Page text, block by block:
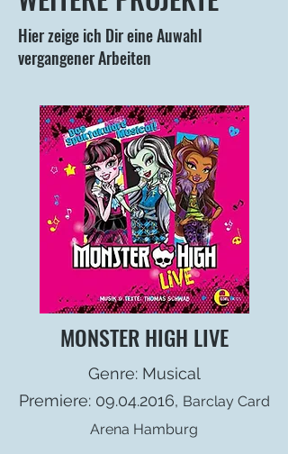
Hier zeige ich Dir eine Auwahl
vergangener Arbeiten
MONSTER HIGH LIVE
Genre: Musical
Premiere: 09.04.2016, Barclay Card
Arena Hamburg